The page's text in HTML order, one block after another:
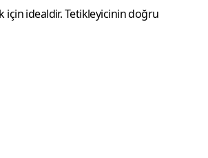
için idealdir. Tetikleyicinin doğru